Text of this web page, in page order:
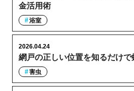
金活用術
浴室
網戸の正しい位置を知るだけで
2026.04.24
害虫